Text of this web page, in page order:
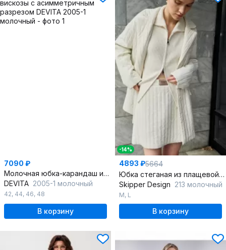
7090 ₽
Молочная юбка-карандаш из вискозы с асимметричным разрезом
DEVITA 2005-1 молочный
42, 44, 46, 48
В корзину
-14%
4893 ₽5664
Юбка стеганая из плащевой ткани с короткой длиной
Skipper Design 213 молочный
M, L
В корзину